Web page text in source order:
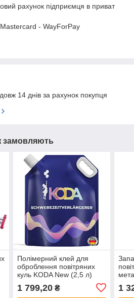
рахунок підприємця в приват
- WayForPay
14 днів за рахунок покупця
замовляють
Полімерний клей для
оброблення повітряних
куль KODA New (2,5 л)
1 799,20₴ 1